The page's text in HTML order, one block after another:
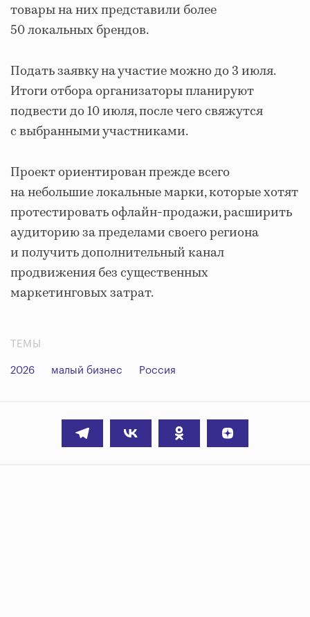
товары на них представили более
50 локальных брендов.
Подать заявку на участие можно до 3 июля.
Итоги отбора организаторы планируют
подвести до 10 июля, после чего свяжутся
с выбранными участниками.
Проект ориентирован прежде всего
на небольшие локальные марки, которые хотят
протестировать офлайн-продажи, расширить
аудиторию за пределами своего региона
и получить дополнительный канал
продвижения без существенных
маркетинговых затрат.
ТЕМЫ
2026 малый бизнес Россия